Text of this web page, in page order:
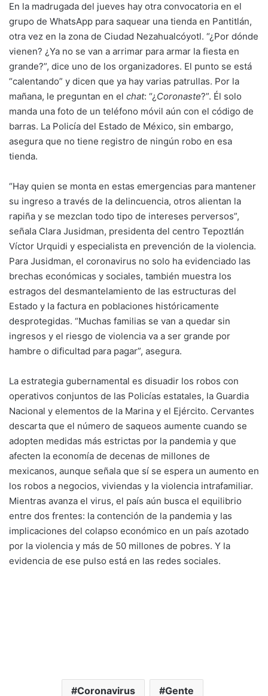
En la madrugada del jueves hay otra convocatoria en el
grupo de WhatsApp para saquear una tienda en Pantitlán,
otra vez en la zona de Ciudad Nezahualcóyotl. “¿Por dónde
vienen? ¿Ya no se van a arrimar para armar la fiesta en
grande?”, dice uno de los organizadores. El punto se está
“calentando” y dicen que ya hay varias patrullas. Por la
mañana, le preguntan en el chat: “¿ Coronaste?”. Él solo
manda una foto de un teléfono móvil aún con el código de
barras. La Policía del Estado de México, sin embargo,
asegura que no tiene registro de ningún robo en esa
tienda.
“Hay quien se monta en estas emergencias para mantener
su ingreso a través de la delincuencia, otros alientan la
rapiña y se mezclan todo tipo de intereses perversos”,
señala Clara Jusidman, presidenta del centro Tepoztlán
Víctor Urquidi y especialista en prevención de la violencia.
Para Jusidman, el coronavirus no solo ha evidenciado las
brechas económicas y sociales, también muestra los
estragos del desmantelamiento de las estructuras del
Estado y la factura en poblaciones históricamente
desprotegidas. “Muchas familias se van a quedar sin
ingresos y el riesgo de violencia va a ser grande por
hambre o dificultad para pagar”, asegura.
La estrategia gubernamental es disuadir los robos con
operativos conjuntos de las Policías estatales, la Guardia
Nacional y elementos de la Marina y el Ejército. Cervantes
descarta que el número de saqueos aumente cuando se
adopten medidas más estrictas por la pandemia y que
afecten la economía de decenas de millones de
mexicanos, aunque señala que sí se espera un aumento en
los robos a negocios, viviendas y la violencia intrafamiliar.
Mientras avanza el virus, el país aún busca el equilibrio
entre dos frentes: la contención de la pandemia y las
implicaciones del colapso económico en un país azotado
por la violencia y más de 50 millones de pobres. Y la
evidencia de ese pulso está en las redes sociales.
Coronavirus Gente